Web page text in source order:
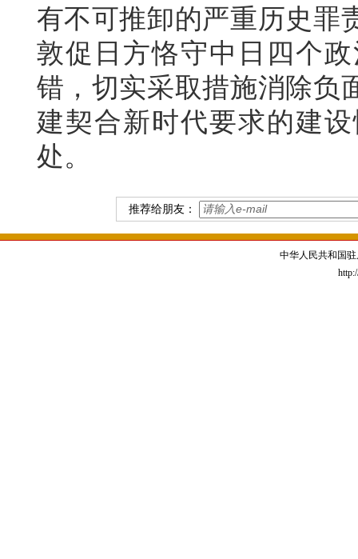
有不可推卸的严重历史罪
敦促日方恪守中日四个
错，切实采取措施消除负
建契合新时代要求的建
处。
推荐给朋友：
中华人民共和国